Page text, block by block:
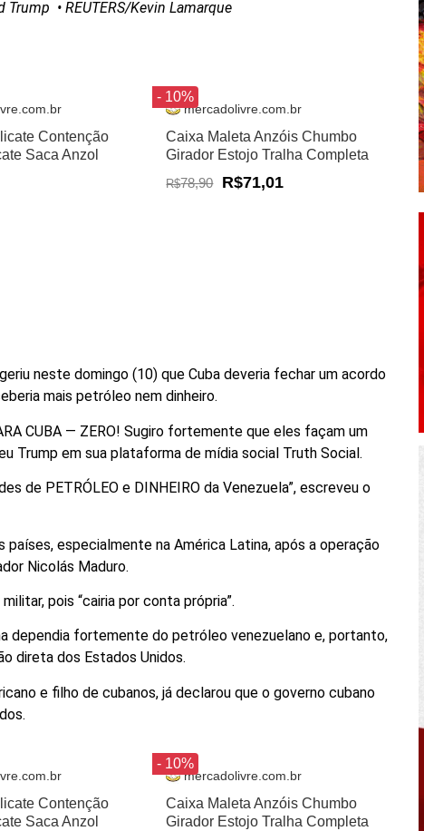
Trump • REUTERS/Kevin Lamarque
Contenção
Saca Anzol
- 10%
mercadolivre.com.br
Caixa Maleta Anzóis Chumbo
Girador Estojo Tralha Completa
R$78,90 R$71,01
neste domingo (10) que Cuba deveria fechar um acordo
mais petróleo nem dinheiro.
CUBA — ZERO! Sugiro fortemente que eles façam um
Trump em sua plataforma de mídia social Truth Social.
de PETRÓLEO e DINHEIRO da Venezuela”, escreveu o
especialmente na América Latina, após a operação
Nicolás Maduro.
pois “cairia por conta própria”.
dependia fortemente do petróleo venezuelano e, portanto,
direta dos Estados Unidos.
e filho de cubanos, já declarou que o governo cubano
Contenção
Saca Anzol
- 10%
mercadolivre.com.br
Caixa Maleta Anzóis Chumbo
Girador Estojo Tralha Completa